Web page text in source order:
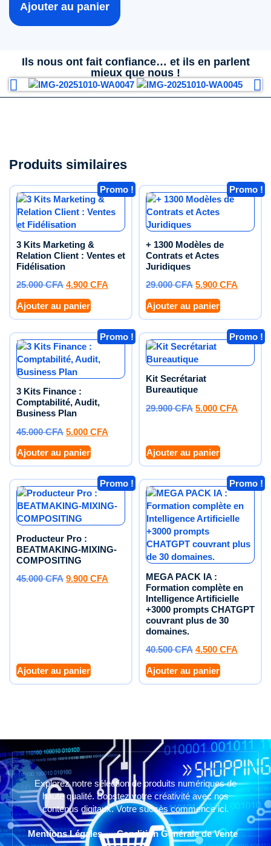
Ajouter au panier
Ils nous ont fait confiance… et ils en parlent
mieux que nous !
Produits similaires
Promo !
3 Kits Marketing &
Relation Client : Ventes et
Fidélisation
25.000CFA 4.900 CFA
Ajouter au panier
Promo !
+ 1300 Modèles de
Contrats et Actes
Juridiques
29.000CFA 5.900 CFA
Ajouter au panier
Promo !
3 Kits Finance :
Comptabilité, Audit,
Business Plan
45.000CFA 5.000 CFA
Ajouter au panier
Promo !
Kit Secrétariat
Bureautique
29.900CFA 5.000 CFA
Ajouter au panier
Promo !
Producteur Pro :
BEATMAKING-MIXING-
COMPOSITING
45.000CFA 9.900 CFA
Ajouter au panier
Promo !
MEGA PACK IA :
Formation complète en
Intelligence Artificielle
+3000 prompts CHATGPT
couvrant plus de 30
domaines.
40.500CFA 4.500 CFA
Ajouter au panier
Explorez notre sélection de produits numériques de
haute qualité. Boostez votre créativité avec nos
contenus digitaux. Votre succès commence ici.
Mentions Légales Condition Générale de Vente